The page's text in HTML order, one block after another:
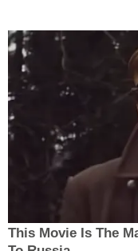
This Movie Is The